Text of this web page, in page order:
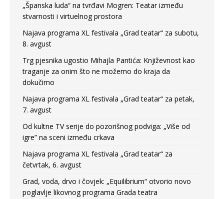
„Španska luda“ na tvrđavi Mogren: Teatar između
stvarnosti i virtuelnog prostora
Najava programa XL festivala „Grad teatar“ za subotu,
8. avgust
Trg pjesnika ugostio Mihajla Pantića: Književnost kao
traganje za onim što ne možemo do kraja da
dokučimo
Najava programa XL festivala „Grad teatar“ za petak,
7. avgust
Od kultne TV serije do pozorišnog podviga: „Više od
igre” na sceni između crkava
Najava programa XL festivala „Grad teatar“ za
četvrtak, 6. avgust
Grad, voda, drvo i čovjek: „Equilibrium“ otvorio novo
poglavlje likovnog programa Grada teatra